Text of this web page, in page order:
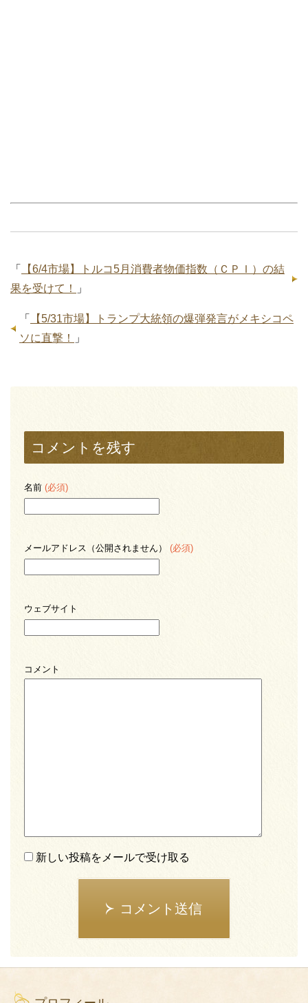
「
【6/4市場】トルコ5月消費者物価指数（ＣＰＩ）の結
果を受けて！
」
「
【5/31市場】トランプ大統領の爆弾発言がメキシコペ
ソに直撃！
」
コメントを残す
名前 (必須)
メールアドレス（公開されません） (必須)
ウェブサイト
コメント
新しい投稿をメールで受け取る
コメント送信